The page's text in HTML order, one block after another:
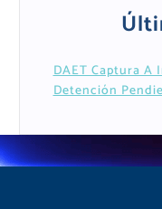
DAET Captura A
Detención